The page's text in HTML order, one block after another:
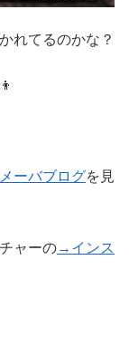
れてるのかな？
ーバブログを見
ャーの→インス